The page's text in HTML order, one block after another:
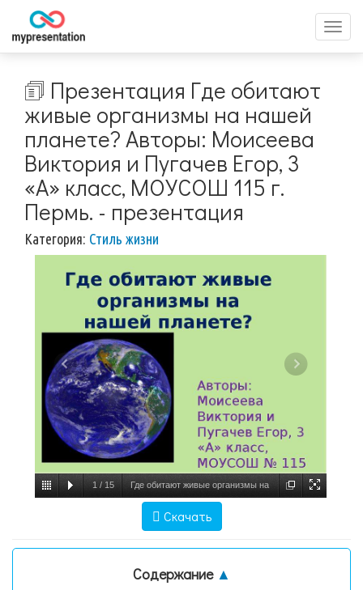
меню
🗊 Презентация Где обитают
живые организмы на нашей
планете? Авторы: Моисеева
Виктория и Пугачев Егор, 3
«А» класс, МОУСОШ 115 г.
Пермь. - презентация
Категория: Стиль жизни
1 / 15 Где обитают живые организмы на
Виктория и Пугачев Егор, 3 «А» класс,
слайд №1
Скачать
Содержание ▲